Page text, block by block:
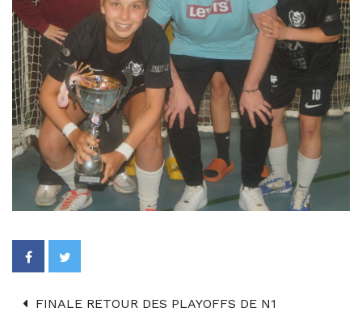
FINALE RETOUR DES PLAYOFFS DE N1